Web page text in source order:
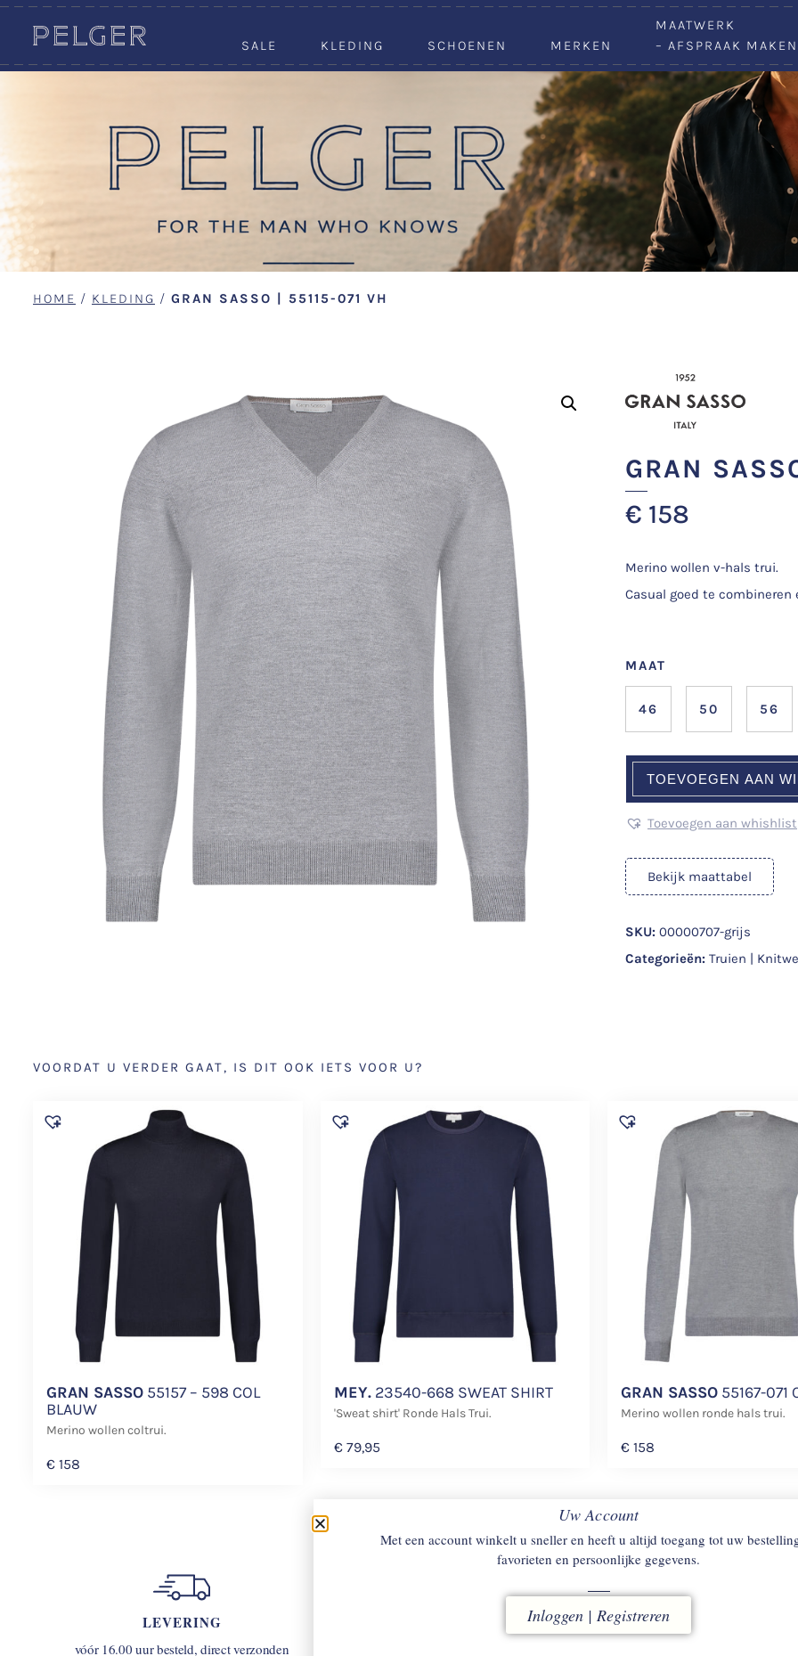
SALE KLEDING SCHOENEN MERKEN
MAATWERK
– AFSPRAAK
HOME / KLEDING / GRAN SASSO | 55115-071 VH
GRAN
€ 158
Merino wollen v-hals trui.
Casual goed te
MAAT
46 50 56
TOEVOEGEN AAN
Toevoegen aan whishlist
Bekijk maattabel
SKU: 00000707-grijs
Categorieën: Truien |
VOORDAT U VERDER GAAT, IS DIT OOK IETS VOOR U?
GRAN SASSO 55157 – 598 COL
BLAUW
Merino wollen coltrui.
€ 158
MEY.23540-668 SWEAT SHIRT
'Sweat shirt' Ronde Hals Trui.
€79,95
GRAN SASSO 55167-071
Merino wollen ronde hals trui.
€ 158
LEVERING
vóór 16.00 uur besteld, direct verzonden
uw omgeving voor snel en binnen 14 dagen
Uw Account
Met een account winkelt u sneller en heeft u altijd toegang tot uw
favorieten en persoonlijke gegevens.
Inloggen | Registreren